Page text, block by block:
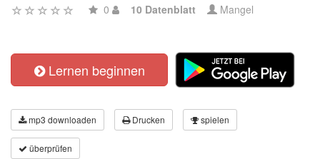
0 10 Datenblatt Mangel
Lernen beginnen
mp3 downloaden Drucken spielen
überprüfen